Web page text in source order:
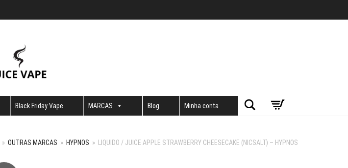
Black Friday Vape MARCAS Blog Minha conta Pesquisar
» OUTRAS MARCAS » HYPNOS » LIQUIDO / JUICE APPLE STRAWBERRY CHEESECAKE (NICSALT) – HYPNOS